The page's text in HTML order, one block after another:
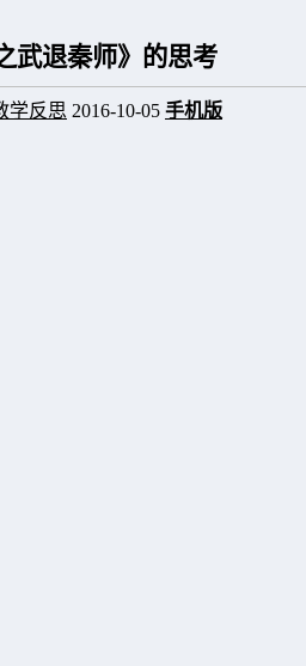
退秦师》的思考
学反思 2016-10-05 手机版